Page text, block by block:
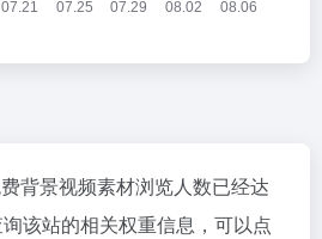
背景视频素材浏览人数已经达
该站的相关权重信息，可以点